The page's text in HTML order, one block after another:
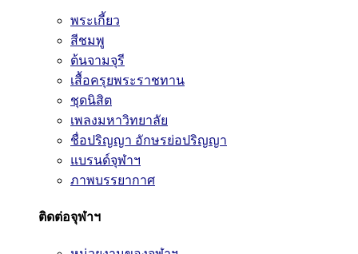
พระเกี้ยว
สีชมพู
ต้นจามจุรี
เสื้อครุยพระราชทาน
ชุดนิสิต
เพลงมหาวิทยาลัย
ชื่อปริญญา อักษรย่อปริญญา
แบรนด์จุฬาฯ
ภาพบรรยากาศ
ติดต่อจุฬาฯ